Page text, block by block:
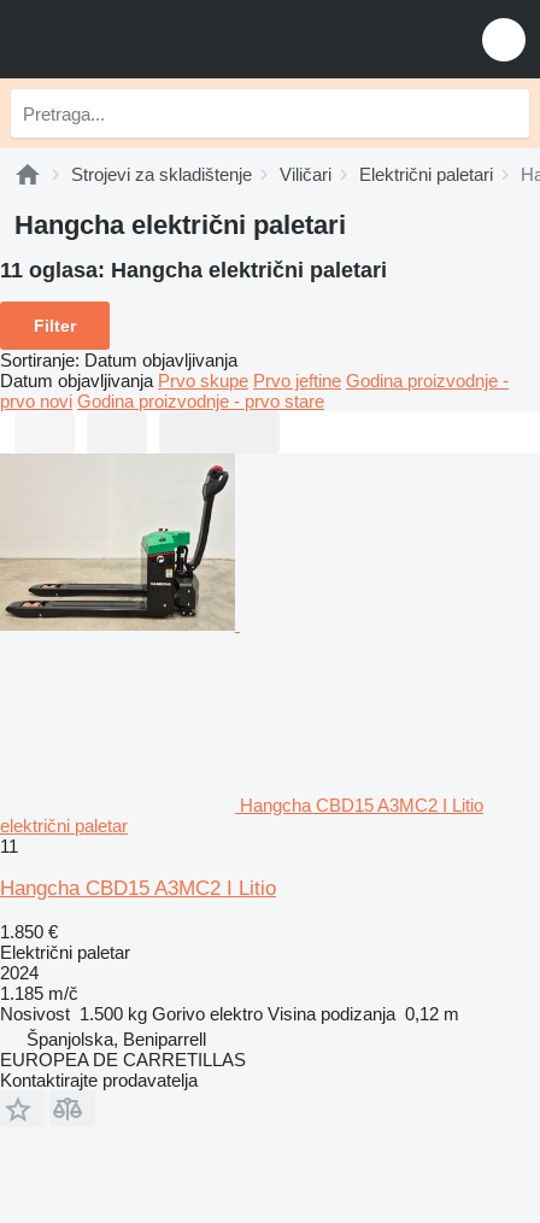
Strojevi za skladištenje Viličari Električni paletari
Hangcha električni paletari
11 oglasa: Hangcha električni paletari
Filter
Sortiranje: Datum objavljivanja
Datum objavljivanja Prvo skupe Prvo jeftine Godina proizvodnje -
prvo novi Godina proizvodnje - prvo stare
Hangcha CBD15 A3MC2 I Litio
električni paletar
11
Hangcha CBD15 A3MC2 I Litio
1.850 €
Električni paletar
2024
1.185 m/č
Nosivost 1.500 kg Gorivo elektro Visina podizanja 0,12 m
Španjolska, Beniparrell
EUROPEA DE CARRETILLAS
Kontaktirajte prodavatelja